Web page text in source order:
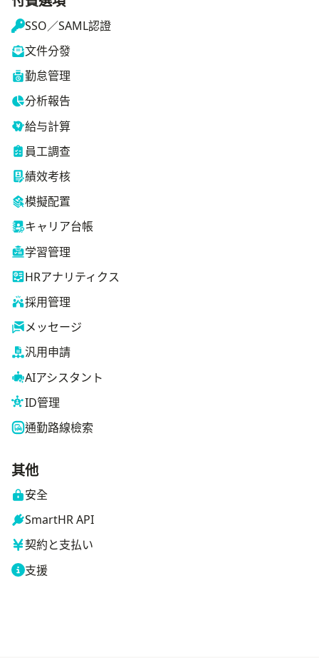
SSO／SAML認證
文件分發
勤怠管理
分析報告
給与計算
員工調查
績效考核
模擬配置
キャリア台帳
学習管理
HRアナリティクス
採用管理
メッセージ
汎用申請
AIアシスタント
ID管理
通勤路線檢索
其他
安全
SmartHR API
契約と支払い
支援